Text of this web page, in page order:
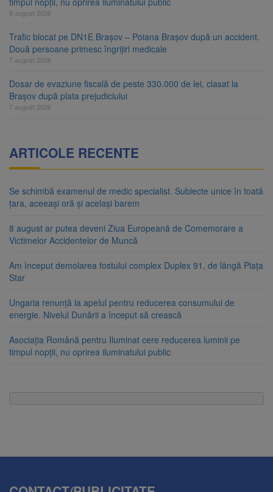
8 august 2026
Trafic blocat pe DN1E Brașov – Poiana Brașov după un accident.
Două persoane primesc îngrijiri medicale
7 august 2026
Dosar de evaziune fiscală de peste 330.000 de lei, clasat la
Brașov după plata prejudiciului
7 august 2026
ARTICOLE RECENTE
Se schimbă examenul de medic specialist. Subiecte unice în toată
țara, aceeași oră și același barem
8 august ar putea deveni Ziua Europeană de Comemorare a
Victimelor Accidentelor de Muncă
Am început demolarea fostului complex Duplex 91, de lângă Piața
Star
Ungaria renunță la apelul pentru reducerea consumului de
energie. Nivelul Dunării a început să crească
Asociația Română pentru Iluminat cere reducerea luminii pe
timpul nopții, nu oprirea iluminatului public